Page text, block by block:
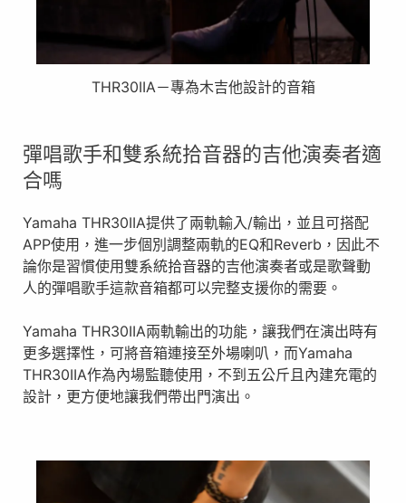
THR30IIA－專為木吉他設計的音箱
彈唱歌手和雙系統拾音器的吉他演奏者適
合嗎
Yamaha THR30IIA提供了兩軌輸入/輸出，並且可搭配
APP使用，進⼀步個別調整兩軌的EQ和Reverb，因此不
論你是習慣使用雙系統拾音器的吉他演奏者或是歌聲動
人的彈唱歌⼿這款音箱都可以完整支援你的需要。
Yamaha THR30IIA兩軌輸出的功能，讓我們在演出時有
更多選擇性，可將音箱連接至外場喇叭，而Yamaha
THR30IIA作為內場監聽使用，不到五公斤且內建充電的
設計，更方便地讓我們帶出門演出。